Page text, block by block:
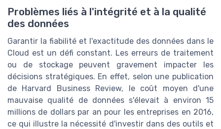
Problèmes liés à l'intégrité et à la qualité
des données
Garantir la fiabilité et l'exactitude des données dans le
Cloud est un défi constant. Les erreurs de traitement
ou de stockage peuvent gravement impacter les
décisions stratégiques. En effet, selon une publication
de Harvard Business Review, le coût moyen d'une
mauvaise qualité de données s'élevait à environ 15
millions de dollars par an pour les entreprises en 2016,
ce qui illustre la nécessité d'investir dans des outils et